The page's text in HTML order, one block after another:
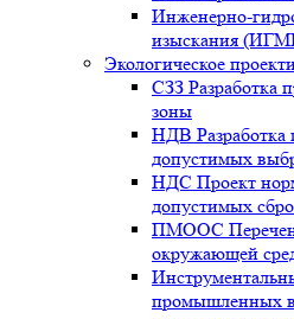
Инженерно-
изыскания
Экологическое
СЗЗ Разработка
зоны
НДВ Разработка
допустимых
НДС Проект
допустимых
ПМООС
окружающей
промышленных